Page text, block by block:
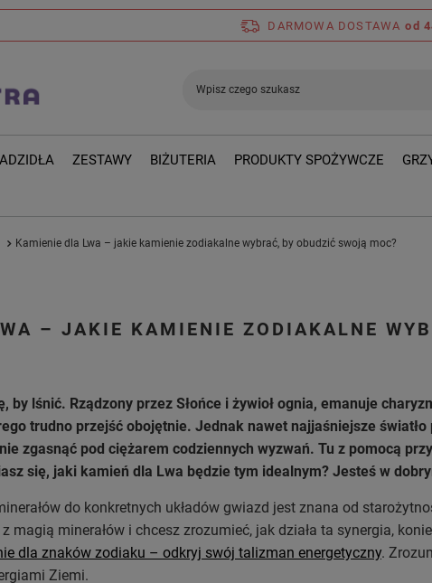
DARMOWA DOSTAWA od
ZESTAWY BIŻUTERIA PRODUKTY SPOŻYWCZE
Kamienie dla Lwa – jakie kamienie zodiakalne wybrać, by obudzić swoją moc?
– JAKIE KAMIENIE ZODIAKALNE
by lśnić. Rządzony przez Słońce i żywioł ognia, emanuje
trudno przejść obojętnie. Jednak nawet najjaśniejsze światło
zgasnąć pod ciężarem codziennych wyzwań. Tu z pomocą
się, jaki kamień dla Lwa będzie tym idealnym? Jesteś w
do konkretnych układów gwiazd jest znana od
magią minerałów i chcesz zrozumieć, jak działa ta synergia,
dla znaków zodiaku – odkryj swój talizman energetyczny.
Ziemi.